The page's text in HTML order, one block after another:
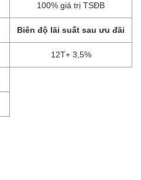
100% giá trị TSĐB
Biên độ lãi suất sau ưu đãi
12T+ 3,5%